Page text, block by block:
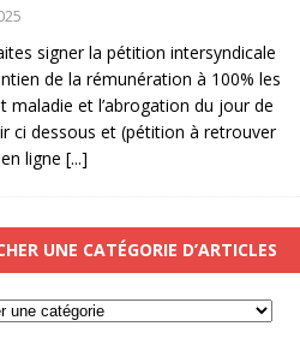
signer la pétition intersyndicale
de la rémunération à 100% les
maladie et l’abrogation du jour de
ci dessous et (pétition à retrouver
ligne [...]
UNE CATÉGORIE D’ARTICLES